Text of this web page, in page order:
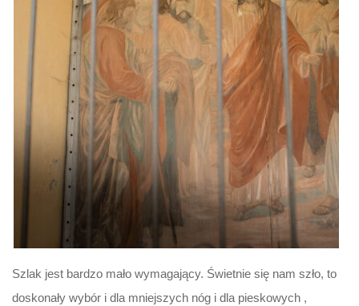
Szlak jest bardzo mało wymagający. Świetnie się nam szło, to
doskonały wybór i dla mniejszych nóg i dla pieskowych ,